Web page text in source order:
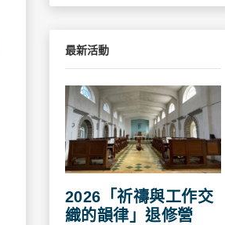
最新活動
2026「祈禱與工作交
織的韻律」退修營